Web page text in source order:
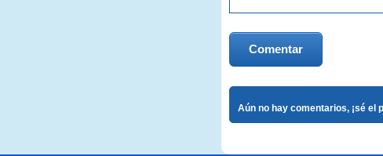
Comentar
Aún no hay comentarios, ¡sé el